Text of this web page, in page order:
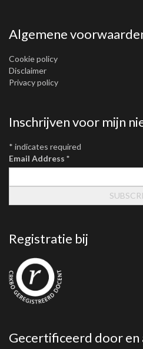
Algemene
Cookie policy
Disclaimer
Privacy policy
Inschrijven voor mijn
* indicates required
Email Address *
Registratie bij
Gecertificeerd door en